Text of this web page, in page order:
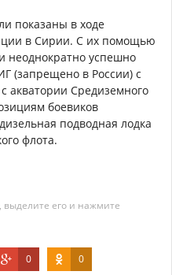
показаны в ходе
в Сирии. С их помощью
неоднократно успешно
(запрещено в России) с
акватории Средиземного
боевиков
подводная лодка
флота.
выделите его и нажмите
0 0